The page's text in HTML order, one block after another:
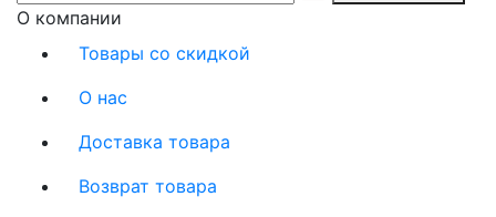
О компании
Товары со скидкой
О нас
Доставка товара
Возврат товара